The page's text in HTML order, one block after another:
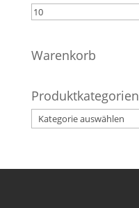
Warenkorb
Produktkategorien